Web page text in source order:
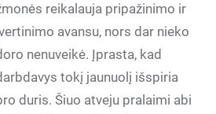
reikalauja pripažinimo ir
avansu, nors dar nieko
nenuveikė. Įprasta, kad
tokį jaunuolį išspiria
duris. Šiuo atveju pralaimi abi